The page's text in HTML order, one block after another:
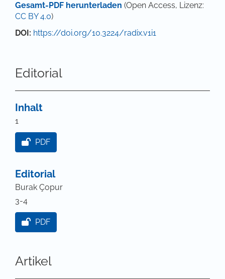
Gesamt-PDF herunterladen (Open Access, Lizenz:
CC BY 4.0)
DOI: https://doi.org/10.3224/radix.v1i1
Editorial
Inhalt
1
PDF
Editorial
Burak Çopur
3-4
PDF
Artikel